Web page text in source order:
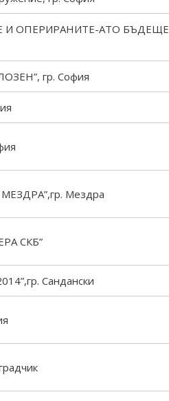
И ОПЕРИРАНИТЕ-АТО БЪДЕЩЕ
гр. София
Мездра
СКБ”
Сандански